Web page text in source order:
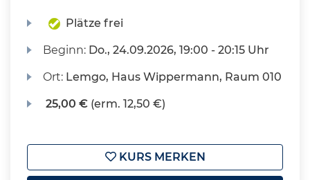
Plätze frei
Beginn: Do., 24.09.2026, 19:00 - 20:15 Uhr
Ort: Lemgo, Haus Wippermann, Raum 010
25,00 € (erm. 12,50 €)
KURS MERKEN